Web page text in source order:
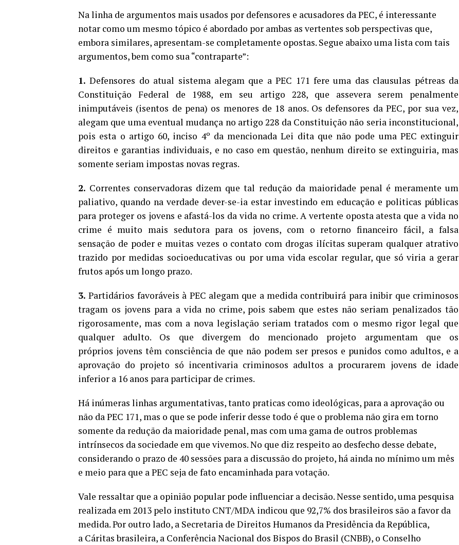
Na linha de argumentos mais usados por defensores e acusadores da PEC, é interessante
notar como um mesmo tópico é abordado por ambas as vertentes sob perspectivas que,
embora similares, apresentam-se completamente opostas. Segue abaixo uma lista com tais
argumentos, bem como sua “contraparte”:
1. Defensores do atual sistema alegam que a PEC 171 fere uma das clausulas pétreas da
Constituição Federal de 1988, em seu artigo 228, que assevera serem penalmente
inimputáveis (isentos de pena) os menores de 18 anos. Os defensores da PEC, por sua vez,
alegam que uma eventual mudança no artigo 228 da Constituição não seria inconstitucional,
pois esta o artigo 60, inciso 4º da mencionada Lei dita que não pode uma PEC extinguir
direitos e garantias individuais, e no caso em questão, nenhum direito se extinguiria, mas
somente seriam impostas novas regras.
2. Correntes conservadoras dizem que tal redução da maioridade penal é meramente um
paliativo, quando na verdade dever-se-ia estar investindo em educação e politicas públicas
para proteger os jovens e afastá-los da vida no crime. A vertente oposta atesta que a vida no
crime é muito mais sedutora para os jovens, com o retorno financeiro fácil, a falsa
sensação de poder e muitas vezes o contato com drogas ilícitas superam qualquer atrativo
trazido por medidas socioeducativas ou por uma vida escolar regular, que só viria a gerar
frutos após um longo prazo.
3. Partidários favoráveis à PEC alegam que a medida contribuirá para inibir que criminosos
tragam os jovens para a vida no crime, pois sabem que estes não seriam penalizados tão
rigorosamente, mas com a nova legislação seriam tratados com o mesmo rigor legal que
qualquer adulto. Os que divergem do mencionado projeto argumentam que os
próprios jovens têm consciência de que não podem ser presos e punidos como adultos, e a
aprovação do projeto só incentivaria criminosos adultos a procurarem jovens de idade
inferior a 16 anos para participar de crimes.
Há inúmeras linhas argumentativas, tanto praticas como ideológicas, para a aprovação ou
não da PEC 171, mas o que se pode inferir desse todo é que o problema não gira em torno
somente da redução da maioridade penal, mas com uma gama de outros problemas
intrínsecos da sociedade em que vivemos. No que diz respeito ao desfecho desse debate,
considerando o prazo de 40 sessões para a discussão do projeto, há ainda no mínimo um mês
e meio para que a PEC seja de fato encaminhada para votação.
Vale ressaltar que a opinião popular pode influenciar a decisão. Nesse sentido, uma pesquisa
realizada em 2013 pelo instituto CNT/MDA indicou que 92,7% dos brasileiros são a favor da
medida. Por outro lado, a Secretaria de Direitos Humanos da Presidência da República,
a Cáritas brasileira, a Conferência Nacional dos Bispos do Brasil (CNBB), o Conselho